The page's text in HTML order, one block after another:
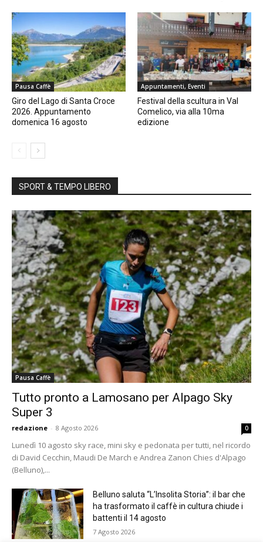
Pausa Caffè
Giro del Lago di Santa Croce
2026. Appuntamento
domenica 16 agosto
Appuntamenti, Eventi
Festival della scultura in Val
Comelico, via alla 10ma
edizione
SPORT & TEMPO LIBERO
Pausa Caffè
Tutto pronto a Lamosano per Alpago Sky
Super 3
redazione - 8 Agosto 2026 0
Lunedì 10 agosto sky race, mini sky e pedonata per tutti, nel ricordo
di David Cecchin, Maudi De March e Andrea Zanon Chies d'Alpago
(Belluno),...
Belluno saluta “L’Insolita Storia”: il bar che
ha trasformato il caffè in cultura chiude i
battenti il 14 agosto
7 Agosto 2026